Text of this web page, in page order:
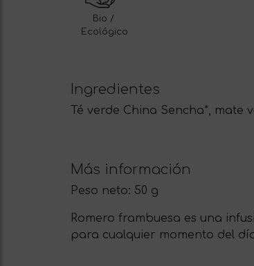
Bio /
Ecológico
Ingredientes
Té verde China Sencha*,
Más información
Peso neto: 50 g
Romero frambuesa es una
para cualquier momento del